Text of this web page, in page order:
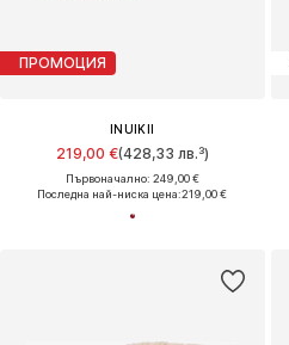
ПРОМОЦИЯ
INUIKII
219,00 €(428,33 лв.³)
Първоначално: 249,00 €
Последна най-ниска цена:219,00 €